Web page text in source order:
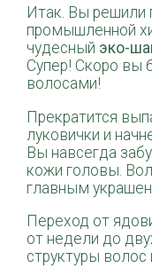
Итак. Вы решили
промышленной
чудесный эко-
Супер! Скоро вы
волосами!
Прекратится
луковички и
Вы навсегда
кожи головы.
главным
Переход от
от недели до
структуры